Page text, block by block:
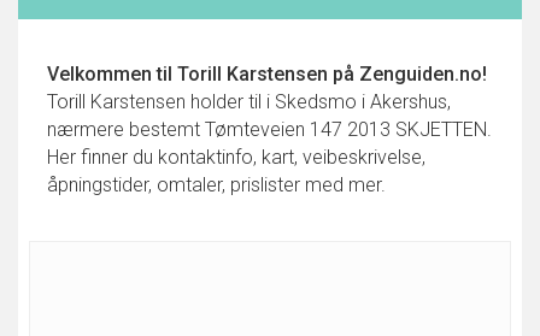
Velkommen til Torill Karstensen på Zenguiden.no!
Torill Karstensen holder til i Skedsmo i Akershus,
nærmere bestemt Tømteveien 147 2013 SKJETTEN.
Her finner du kontaktinfo, kart, veibeskrivelse,
åpningstider, omtaler, prislister med mer.